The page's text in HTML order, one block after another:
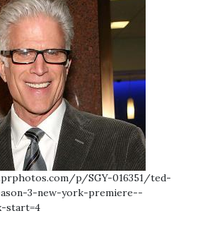
p/SGY-016351/ted-
3-new-york-premiere--
start=4